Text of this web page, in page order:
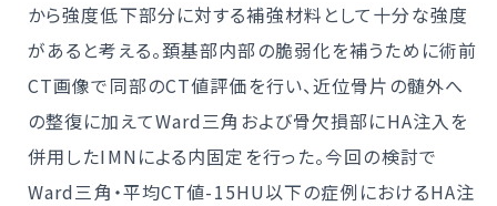
から強度低下部分に対する補強材料として十分な強度
があると考える。頚基部内部の脆弱化を補うために術前
CT画像で同部のCT値評価を行い、近位骨片の髄外へ
の整復に加えてWard三角および骨欠損部にHA注入を
併用したIMNによる内固定を行った。今回の検討で
Ward三角・平均CT値-15HU以下の症例におけるHA注